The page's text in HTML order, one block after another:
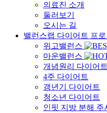
의료진 소개
둘러보기
오시는 길
밸런스랩 다이어트 프로
위고밸런스
마운밸런스
개념원리 다이어트
4주 다이어트
갱년기 다이어트
청소년 다이어트
인핏 지방 분해 주